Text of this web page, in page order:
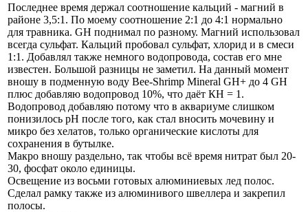
Последнее время держал соотношение кальций - магний в
районе 3,5:1. По моему соотношение 2:1 до 4:1 нормально
для травника. GH поднимал по разному. Магний использовал
всегда сульфат. Кальций пробовал сульфат, хлорид и в смеси
1:1. Добавлял также немного водопровода, состав его мне
известен. Большой разницы не заметил. На данный момент
вношу в подменную воду Bee-Shrimp Mineral GH+ до 4 GH
плюс добавляю водопровод 10%, что даёт КН = 1.
Водопровод добавляю потому что в аквариуме слишком
понизилось рН после того, как стал вносить мочевину и
микро без хелатов, только органические кислоты для
сохранения в бутылке.
Макро вношу раздельно, так чтобы всё время нитрат был 20-
30, фосфат около единицы.
Освещение из восьми готовых алюминиевых лед полос.
Сделал рамку также из алюминивого швеллера и закрепил
полосы.